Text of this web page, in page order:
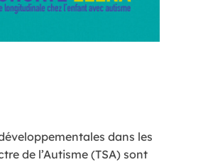
dans les
de l’Autisme (TSA) sont